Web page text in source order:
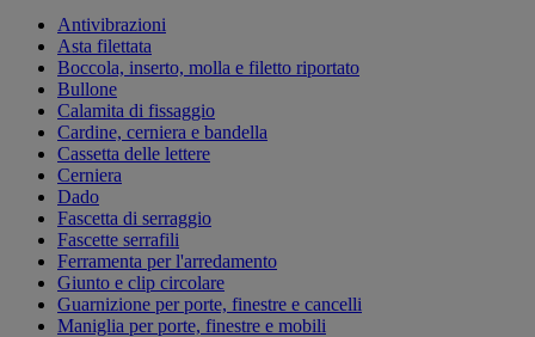
Antivibrazioni
Asta filettata
Boccola, inserto, molla e filetto riportato
Bullone
Calamita di fissaggio
Cardine, cerniera e bandella
Cassetta delle lettere
Cerniera
Dado
Fascetta di serraggio
Fascette serrafili
Ferramenta per l'arredamento
Giunto e clip circolare
Guarnizione per porte, finestre e cancelli
Maniglia per porte, finestre e mobili